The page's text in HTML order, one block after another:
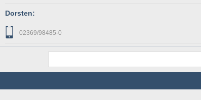
Dorsten:
02369/98485-0